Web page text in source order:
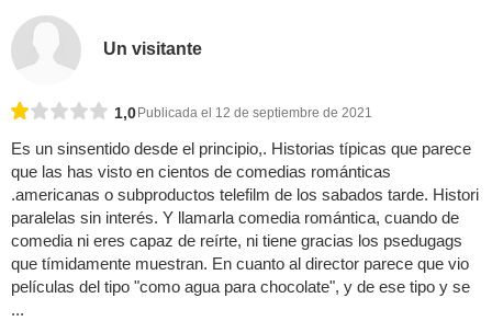
Un visitante
1,0 Publicada el 12 de septiembre de 2021
Es un sinsentido desde el principio,. Historias típicas que parece
que las has visto en cientos de comedias románticas
.americanas o subproductos telefilm de los sabados tarde. Histori
paralelas sin interés. Y llamarla comedia romántica, cuando de
comedia ni eres capaz de reírte, ni tiene gracias los psedugags
que tímidamente muestran. En cuanto al director parece que vio
películas del tipo "como agua para chocolate", y de ese tipo y se
...